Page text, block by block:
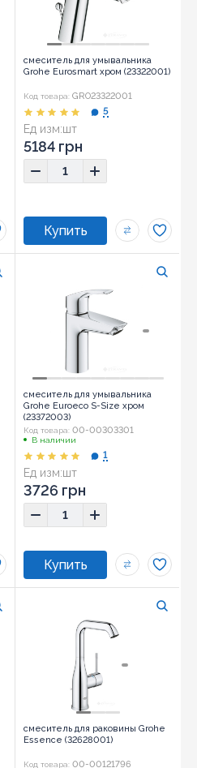
смеситель для умывальника
Grohe Eurosmart хром (23322001)
Код товара: GRO23322001
Ед изм:шт
5
5184 грн
смеситель для умывальника
Grohe Euroeco S-Size хром
(23372003)
Код товара: 00-00303301
В наличии
Ед изм:шт
1
3726 грн
смеситель для раковины Grohe
Essence (32628001)
Код товара: 00-00121796